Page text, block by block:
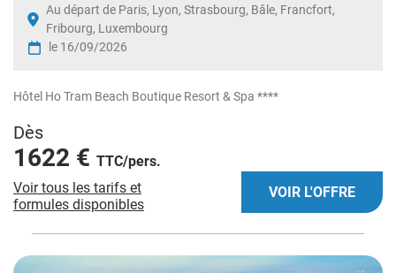
Au départ de Paris, Lyon, Strasbourg, Bâle, Francfort,
Fribourg, Luxembourg
le 16/09/2026
Hôtel Ho Tram Beach Boutique Resort & Spa ****
Dès
1622 € TTC/pers.
Voir tous les tarifs et
formules disponibles
VOIR L'OFFRE